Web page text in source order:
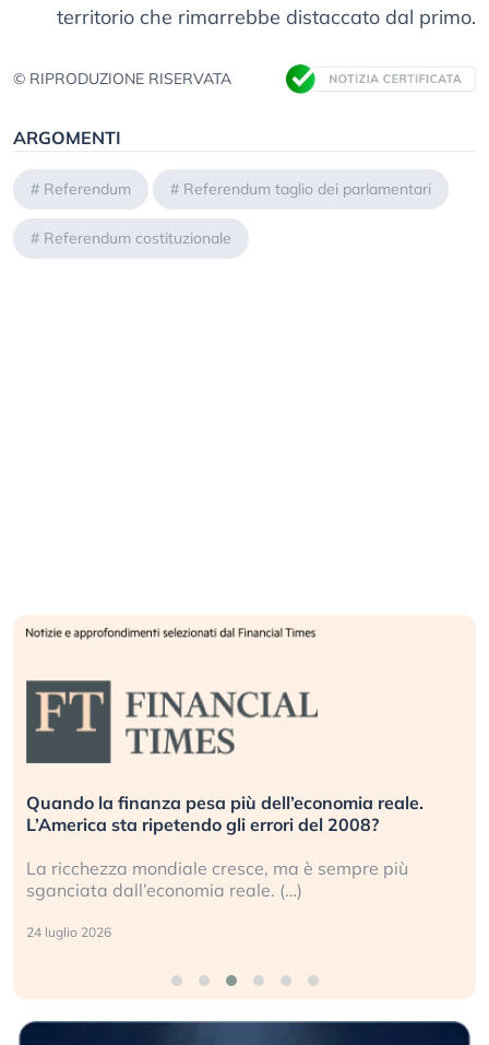
territorio che rimarrebbe distaccato dal primo.
© RIPRODUZIONE RISERVATA
ARGOMENTI
# Referendum # Referendum taglio dei parlamentari
# Referendum costituzionale
Quando la finanza pesa più dell’economia reale.
L’America sta ripetendo gli errori del 2008?
La ricchezza mondiale cresce, ma è sempre più
sganciata dall’economia reale. (…)
24 luglio 2026